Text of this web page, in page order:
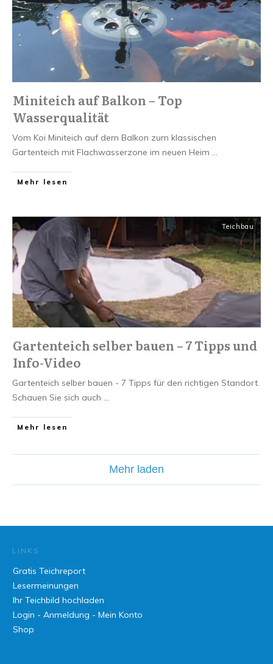
Miniteich auf Balkon – Top
Wasserqualität
Vom Koi Miniteich auf dem Balkon zum klassischen
Gartenteich mit Flachwasserzone im neuen Heim ...
Mehr lesen
Teichbau
Gartenteich selber bauen – 7 Tipps und
Info-Video
Gartenteich selber bauen - 7 Tipps für den richtigen Standort.
​Schauen Sie sich auch ...
Mehr lesen
Mehr laden
LINKS
Gratis Teichreport
Lesermeinungen
Ihr Teichbild hochladen
Login - Anmeldung - Mein Konto
Shop